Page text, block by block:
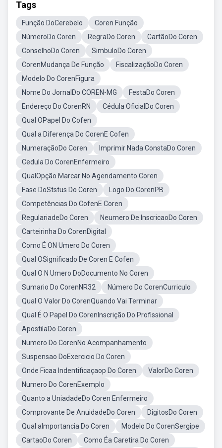
Tags
Função DoCerebelo
Coren Função
NúmeroDo Coren
RegraDo Coren
CartãoDo Coren
ConselhoDo Coren
SimbuloDo Coren
CorenMudança De Função
FiscalizaçãoDo Coren
Modelo Do CorenFigura
Nome Do JornalDo COREN-MG
FestaDo Coren
Endereço Do CorenRN
Cédula OficialDo Coren
Qual OPapel Do Cofen
Qual a Diferença Do CorenE Cofen
NumeraçãoDo Coren
Imprimir Nada ConstaDo Coren
Cedula Do CorenEnfermeiro
QualOpção Marcar No Agendamento Coren
Fase DoStstus Do Coren
Logo Do CorenPB
Competências Do CofenE Coren
RegulariadeDo Coren
Neumero De InscricaoDo Coren
Carteirinha Do CorenDigital
Como É ON Umero Do Coren
Qual OSignificado De Coren E Cofen
Qual O N Umero DoDocumento No Coren
Sumario Do CorenNR32
Número Do CorenCurriculo
Qual O Valor Do CorenQuando Vai Terminar
Qual É O Papel Do CorenInscrição Do Profissional
ApostilaDo Coren
Numero Do CorenNo Acompanhamento
Suspensao DoExercicio Do Coren
Onde Ficaa Indentificaçaop Do Coren
ValorDo Coren
Numero Do CorenExemplo
Quanto a UniadadeDo Coren Enfermeiro
Comprovante De AnuidadeDo Coren
DigitosDo Coren
Qual aImportancia Do Coren
Modelo Do CorenSergipe
CartaoDo Coren
Como Éa Caretira Do Coren